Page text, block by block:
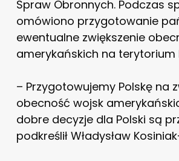
Spraw Obronnych. Podczas
omówiono przygotowanie
ewentualne zwiększenie
amerykańskich na terytorium
– Przygotowujemy Polskę na
obecność wojsk
dobre decyzje dla Polski są
podkreślił Władysław